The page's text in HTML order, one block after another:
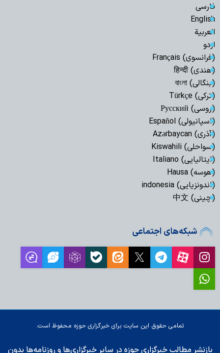
فارسی
English
العربیة
اردو
(فرانسوی) Français
(هندی) हिन्दी
(بنگالی) বাংলা
(ترکی) Türkçe
(روسی) Русский
(اسپانیولی) Español
(آذری) Azərbaycan
(سواحلی) Kiswahili
(ایتالیایی) Italiano
(هوسه) Hausa
(اندونزیایی) indonesia
(چینی) 中文
شبکه‌های اجتماعی
تمامی حقوق این سایت برای خبرگزاری حوزه محفوظ است.
بازنشر مطالب خبرگزاری حوزه در سایر خبرگزاری‌ها و روزنامه‌ها بدون